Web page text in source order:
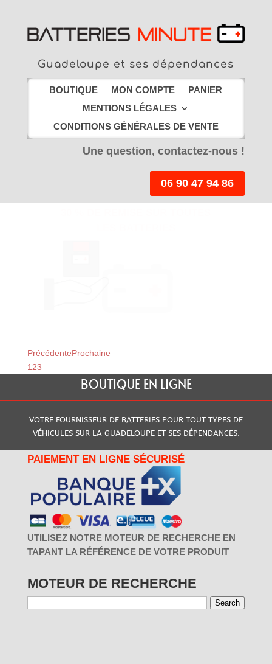
Guadeloupe et ses dépendances
BOUTIQUE MON COMPTE
PANIER
MENTIONS LÉGALES
CONDITIONS GÉNÉRALES DE VENTE
Une question, contactez-nous !
06 90 47 94 86
PrécédenteProchaine
1 23
BOUTIQUE EN LIGNE
VOTRE FOURNISSEUR DE BATTERIES POUR TOUT TYPES DE
VÉHICULES SUR LA GUADELOUPE ET SES DÉPENDANCES.
PAIEMENT EN LIGNE SÉCURISÉ
UTILISEZ NOTRE MOTEUR DE RECHERCHE EN
TAPANT LA RÉFÉRENCE DE VOTRE PRODUIT
MOTEUR DE RECHERCHE
Search